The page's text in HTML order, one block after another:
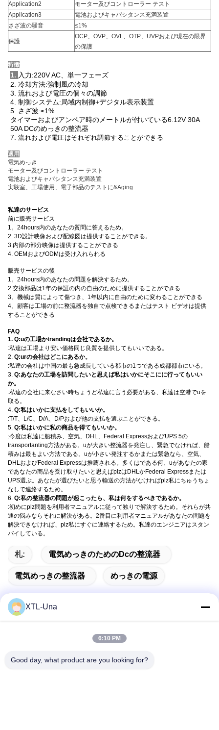
Application2
モーター及びコントローラー テスト
Application3
電池およびキャパシタンス充満装置
さざ波の騒音
≤1%
保護
OCP、OVP、OVL、OTP、UVPおよび現在の限界
の保護
特徴
1. 入力:220V AC、単一フェーズ
2. 冷却方法:強制風の冷却
3. 流れおよび電圧の個々の調節
4. 制御システム:局域内制御+デジタル表示装置
5. さざ波:≤1%
タイマーおよびアンペア時のメートルが付いている6.12V 30A
50A DCのめっきの整流器
7.流れおよび電圧はそれぞれ調節することができる
適用
電気めっき
モーター及びコントローラー テスト
電池およびキャパシタンス充満装置
実験室、工場使用、電子部品のテストに&Aging
私達のサービス
前に販売サービス
1。24hours内のあなたの質問に答えるため。
2. 3D設計映像および配線図は提供することができる。
3.内部の部分映像は提供することができる
4. OEMおよびODMは受け入れられる
販売サービスの後
1。24hours内のあなたの問題を解決するため。
2.交換部品は1年の保証の内の自由のために提供することができる
3。機械は質によって傷つき、1年以内に自由のために変わることができる
4。顧客は工場の前に整流器を独自で点検できるまたはテスト ビデオは提供
することができる
FAQ
1. Q:uの工場かtrandingは会社であるか。
:私達は工場より安い価格同じ良質を提供してもいいである。
2. Q:urの会社はどこにあるか。
:私達の会社は中国の最も急成長している都市の1つである成都都市にいる。
3. Q:あなたの工場を訪問したいと思えば私はいかにそこにに行ってもいい
か。
:私達の会社に来なさい時ちょうど私達に言う必要がある、私達は空港でuを
取る。
4. Q:私はいかに支払をしてもいいか。
:T/T、L/C、D/A、D/Pおよび他の支払を選ぶことができる。
5. Q:私はいかに私の商品を得てもいいか。
:今度は私達に船積み、空気、DHL、Federal ExpressおよびUPS 5の
transportanting方法がある。uが大きい整流器を発注し、緊急でなければ、船
積みは最もよい方法である。uが小さい発注するかまたは緊急なら、空気、
DHLおよびFederal Expressは推薦される。多くはである何、uがあなたの家
であなたの商品を受け取りたいと思えばplzはDHLかFederal Expressまたは
UPS選ぶ。あなたが選びたいと思う輸送の方法がなければplz私にちゅうちょ
なしで連絡するため。
6. Q:私の整流器の問題が起こったら、私は何をするべきであるか。
:初めにplz問題を利用者マニュアルに従って独りで解決するため。それらが共
通の悩みならそれに解決がある。2番目に利用者マニュアルがあなたの問題を
解決できなければ、plz私にすぐに連絡するため。私達のエンジニアはスタン
バイしている。
札: 電気めっきのためのdcの整流器
電気めっきの整流器 めっきの電源
アドレス:
XTL-Una
6:10 PM
Good day, what product are you looking for?